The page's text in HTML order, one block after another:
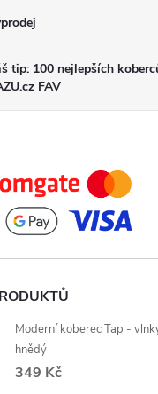
tip: 100 nejlepších
FAV
Moderní koberec Tap -
hnědý
349 Kč